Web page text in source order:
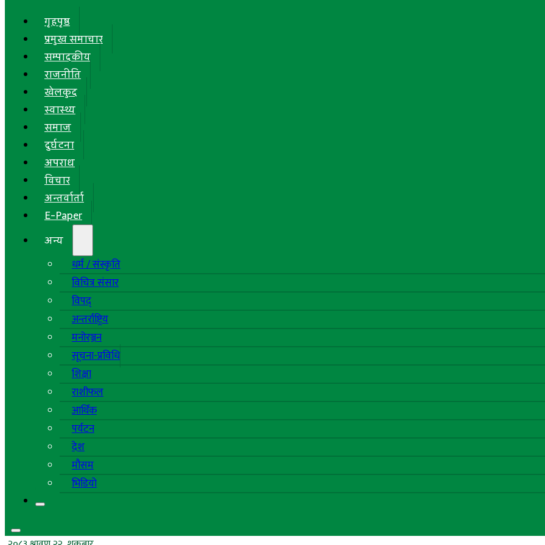
गृहपृष्ठ
प्रमुख समाचार
सम्पादकीय
राजनीति
खेलकुद
स्वास्थ्य
समाज
दुर्घटना
अपराध
विचार
अन्तर्वार्ता
E-Paper
अन्य
धर्म / संस्कृति
विचित्र संसार
विपद्
अन्तर्राष्ट्रिय
मनोरञ्जन
सूचना-प्रविधि
शिक्षा
राशीफल
आर्थिक
पर्यटन
देश
मौसम
भिडियो